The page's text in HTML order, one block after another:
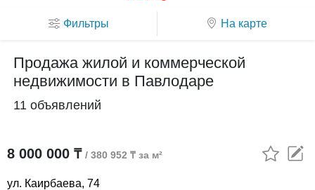
Фильтры На карте
Продажа жилой и коммерческой
недвижимости в Павлодаре
11 объявлений
8 000 000 ₸ / 380 952 ₸ за м²
ул. Каирбаева, 74